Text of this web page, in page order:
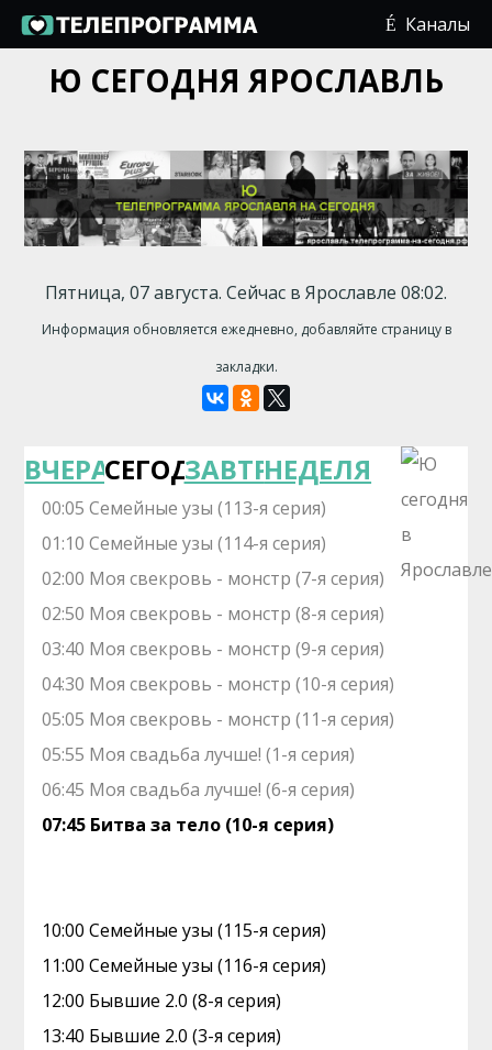
Каналы
Ю СЕГОДНЯ ЯРОСЛАВЛЬ
Пятница, 07 августа. Сейчас в Ярославле 08:02.
Информация обновляется ежедневно, добавляйте страницу в
закладки.
ВЧЕРАСЕГОДНЯЗАВТРАНЕДЕЛЯ
00:05 Семейные узы (113-я серия)
01:10 Семейные узы (114-я серия)
02:00 Моя свекровь - монстр (7-я серия)
02:50 Моя свекровь - монстр (8-я серия)
03:40 Моя свекровь - монстр (9-я серия)
04:30 Моя свекровь - монстр (10-я серия)
05:05 Моя свекровь - монстр (11-я серия)
05:55 Моя свадьба лучше! (1-я серия)
06:45 Моя свадьба лучше! (6-я серия)
07:45 Битва за тело (10-я серия)
10:00 Семейные узы (115-я серия)
11:00 Семейные узы (116-я серия)
12:00 Бывшие 2.0 (8-я серия)
13:40 Бывшие 2.0 (3-я серия)